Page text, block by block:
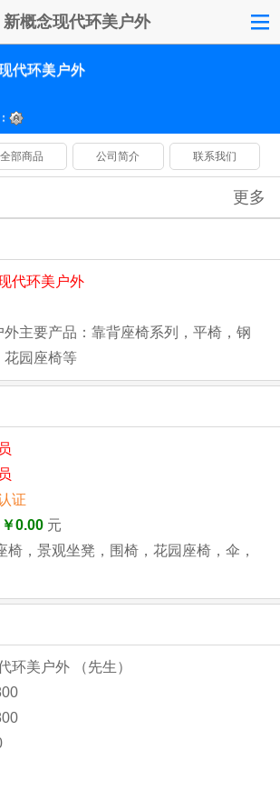
新概念现代环美户外
代环美户外
全部商品 公司简介 联系我们
更多
代环美户外
主要产品：靠背座椅系列，平椅，钢
花园座椅等
证
￥0.00 元
椅，景观坐凳，围椅，花园座椅，伞，
环美户外 （先生）